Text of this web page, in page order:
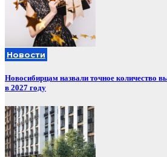
Новости
Новосибирцам назвали точное количество
в 2027 году